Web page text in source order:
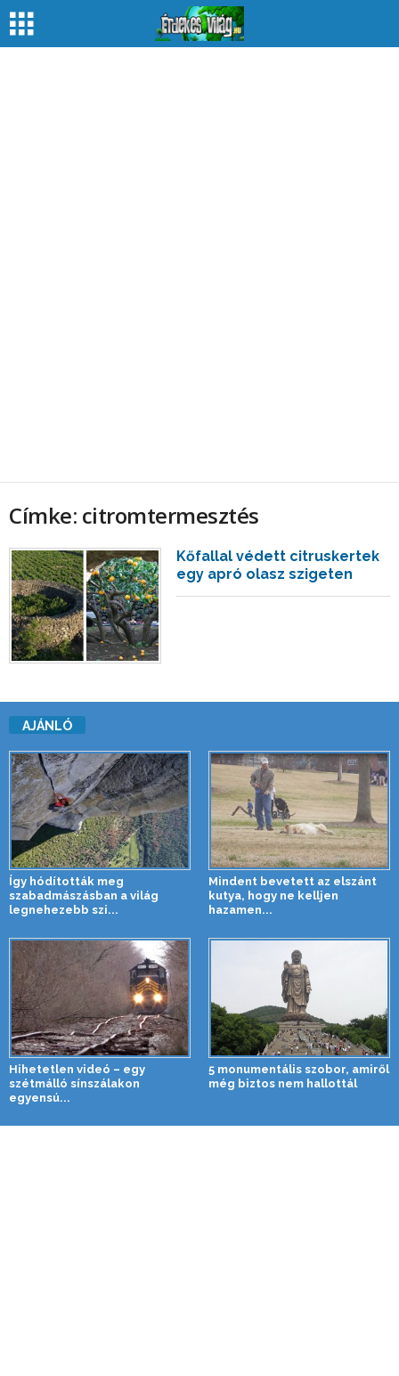
Címke: citromtermesztés
Kőfallal védett citruskertek
egy apró olasz szigeten
AJÁNLÓ
Így hódították meg
szabadmászásban a világ
legnehezebb szi...
Mindent bevetett az elszánt
kutya, hogy ne kelljen
hazamen...
Hihetetlen videó – egy
szétmálló sínszálakon
egyensú...
5 monumentális szobor, amiről
még biztos nem hallottál